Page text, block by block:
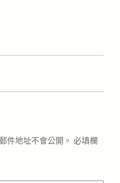
件地址不會公開。 必填欄